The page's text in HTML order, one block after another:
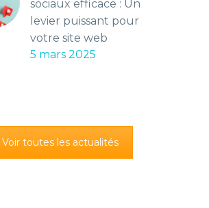
sociaux efficace : Un
levier puissant pour
votre site web
5 mars 2025
Voir toutes les actualités